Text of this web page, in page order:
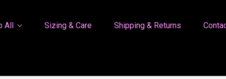
All Sizing & Care Shipping & Returns